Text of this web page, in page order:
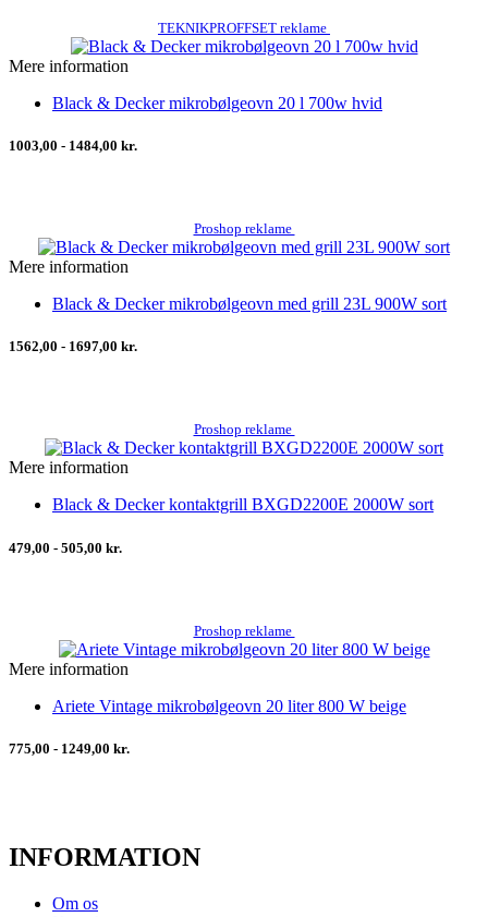
TEKNIKPROFFSET reklame
Mere information
Black & Decker mikrobølgeovn 20 l 700w hvid
1003,00 - 1484,00 kr.
Proshop reklame
Mere information
Black & Decker mikrobølgeovn med grill 23L 900W sort
1562,00 - 1697,00 kr.
Proshop reklame
Mere information
Black & Decker kontaktgrill BXGD2200E 2000W sort
479,00 - 505,00 kr.
Proshop reklame
Mere information
Ariete Vintage mikrobølgeovn 20 liter 800 W beige
775,00 - 1249,00 kr.
INFORMATION
Om os